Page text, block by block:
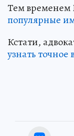
Тем временем
популярные
Кстати,
узнать